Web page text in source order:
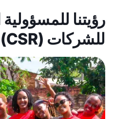
رؤيتنا للمسؤولية
للشركات (CSR)